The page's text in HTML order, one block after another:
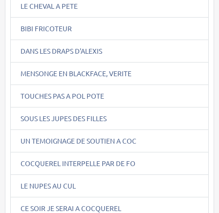
LE CHEVAL A PETE
BIBI FRICOTEUR
DANS LES DRAPS D'ALEXIS
MENSONGE EN BLACKFACE, VERITE
TOUCHES PAS A POL POTE
SOUS LES JUPES DES FILLES
UN TEMOIGNAGE DE SOUTIEN A COC
COCQUEREL INTERPELLE PAR DE FO
LE NUPES AU CUL
CE SOIR JE SERAI A COCQUEREL